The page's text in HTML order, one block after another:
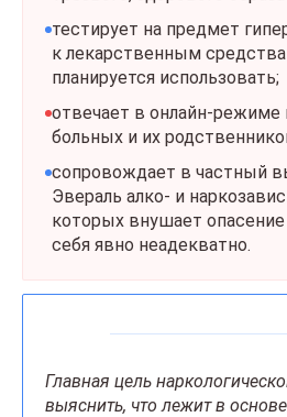
тестирует на предмет
к лекарственным
планируется использовать;
отвечает в онлайн-режиме
больных и их
сопровождает в частный
Эвераль алко- и
которых внушает
себя явно неадекватно.
Главная цель
выяснить, что лежит в